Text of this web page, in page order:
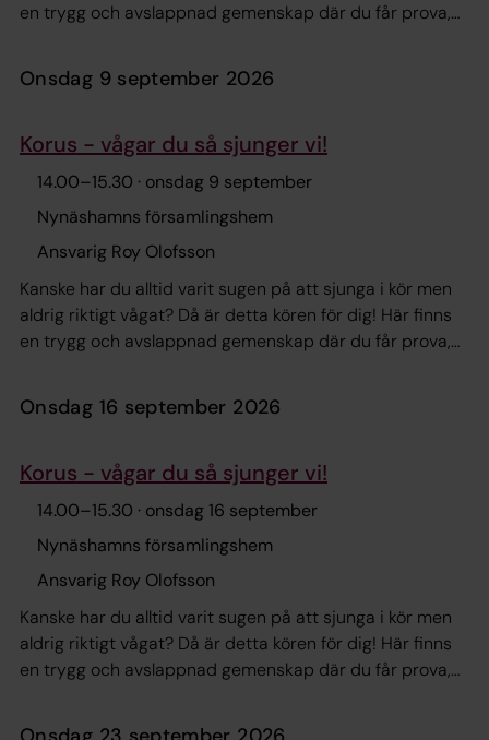
en trygg och avslappnad gemenskap där du får prova,
gudstjänster och verksamheter. Vi träffas i
avslutar med en gemensam fika. Vill du veta mer?
Kontakta körledare Roy Olofsson
onsdag 9 september 2026
Korus - vågar du så sjunger vi!
14.00–15.30 · onsdag 9 september
Nynäshamns församlingshem
Ansvarig Roy Olofsson
Kanske har du alltid varit sugen på att sjunga i kör men
aldrig riktigt vågat? Då är detta kören för dig! Här finns
en trygg och avslappnad gemenskap där du får prova,
gudstjänster och verksamheter. Vi träffas i
avslutar med en gemensam fika. Vill du veta mer?
Kontakta körledare Roy Olofsson
onsdag 16 september 2026
Korus - vågar du så sjunger vi!
14.00–15.30 · onsdag 16 september
Nynäshamns församlingshem
Ansvarig Roy Olofsson
Kanske har du alltid varit sugen på att sjunga i kör men
aldrig riktigt vågat? Då är detta kören för dig! Här finns
en trygg och avslappnad gemenskap där du får prova,